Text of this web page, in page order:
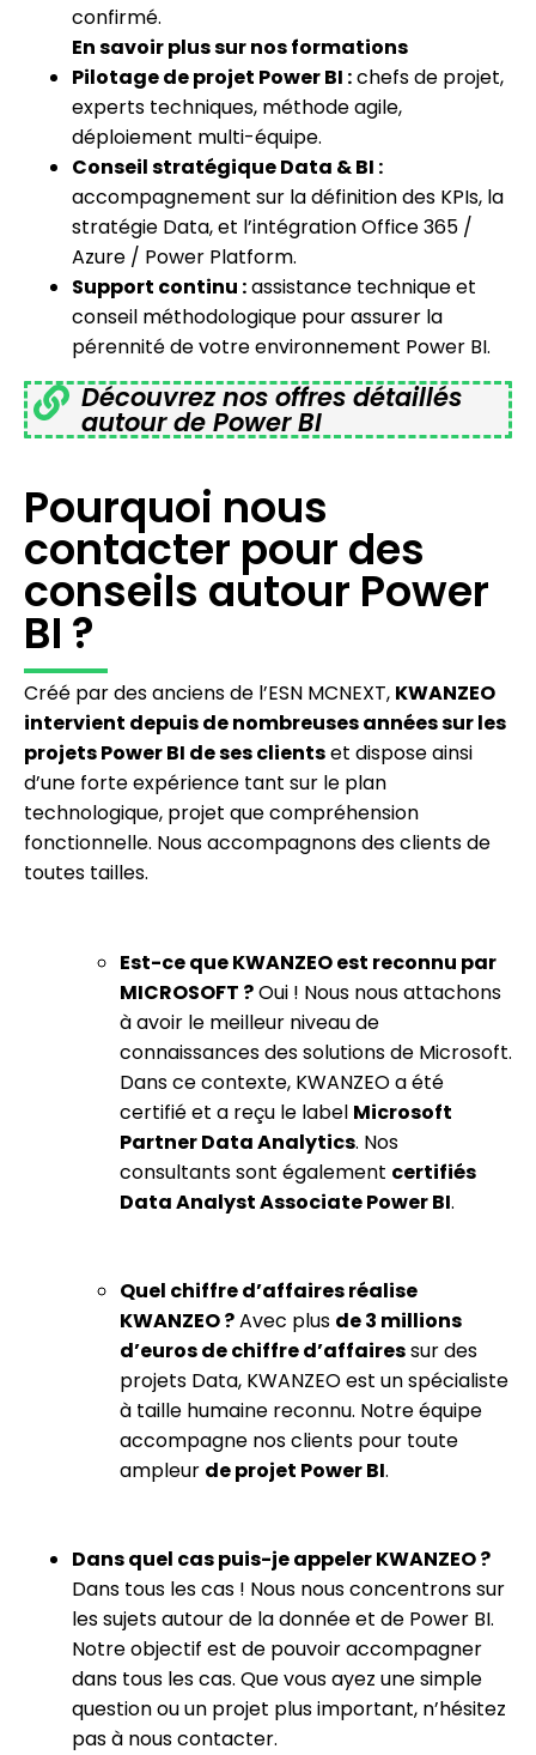
confirmé.
En savoir plus sur nos formations
Pilotage de projet Power BI :chefs de projet,
experts techniques, méthode agile,
déploiement multi-équipe.
Conseil stratégique Data & BI :
accompagnement sur la définition des KPIs, la
stratégie Data, et l’intégration Office 365 /
Azure / Power Platform.
Support continu :assistance technique et
conseil méthodologique pour assurer la
pérennité de votre environnement Power BI.
Découvrez nos offres détaillés
autour de Power BI
Pourquoi nous
contacter pour des
conseils autour Power
BI ?
Créé par des anciens de l’ESN MCNEXT, KWANZEO
intervient depuis de nombreuses années sur les
projets Power BI de ses clientset dispose ainsi
d’une forte expérience tant sur le plan
technologique, projet que compréhension
fonctionnelle. Nous accompagnons des clients de
toutes tailles.
Est-ce que KWANZEO est reconnu par
MICROSOFT ?Oui ! Nous nous attachons
à avoir le meilleur niveau de
connaissances des solutions de Microsoft.
Dans ce contexte, KWANZEO a été
certifié et a reçu le label Microsoft
Partner Data Analytics. Nos
consultants sont également certifiés
Data Analyst Associate Power BI.
Quel chiffre d’affaires réalise
KWANZEO ?Avec plus de 3 millions
d’euros de chiffre d’affairessur des
projets Data, KWANZEO est un spécialiste
à taille humaine reconnu. Notre équipe
accompagne nos clients pour toute
ampleur de projet Power BI.
Dans quel cas puis-je appeler KWANZEO ?
Dans tous les cas ! Nous nous concentrons sur
les sujets autour de la donnée et de Power BI.
Notre objectif est de pouvoir accompagner
dans tous les cas. Que vous ayez une simple
question ou un projet plus important, n’hésitez
pas à nous contacter.